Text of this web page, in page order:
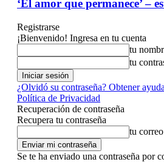
‘El amor que permanece’ –
Registrarse
¡Bienvenido! Ingresa en tu cuenta
tu
tu
¿Olvidó su contraseña? Obtener ayuda
Política de Privacidad
Recuperación de contraseña
Recupera tu contraseña
tu
Se te ha enviado una contraseña por